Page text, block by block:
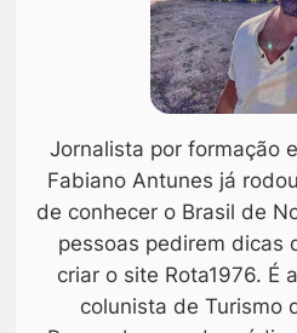
Jornalista por formação
Fabiano Antunes já
de conhecer o Brasil de
pessoas pedirem dicas
criar o site Rota1976. É
colunista de Turismo